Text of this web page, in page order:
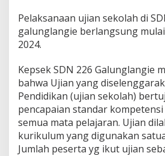
Pelaksanaan ujian sekolah di
galunglangie berlangsung
2024.
Kepsek SDN 226 Galunglangie
bahwa Ujian yang
Pendidikan (ujian sekolah)
pencapaian standar
semua mata pelajaran. Ujian
kurikulum yang digunakan
Jumlah peserta yg ikut ujian